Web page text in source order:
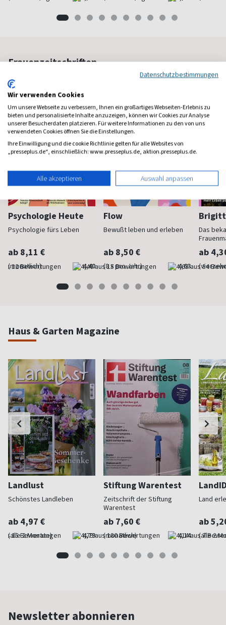
Frauenzeitschriften
Psychologie Heute
Psychologie fürs Leben
ab 8,11 €
(monatlich) 4,40
Flow
Bewußt leben und erleben
ab 8,50 €
(8 x pro Jahr) 4,63
Das
ab
Haus & Garten Magazine
Landlust
Schönstes Landleben
ab 4,97 €
(alle 2 Monate) 4,79
Stiftung Warentest
Zeitschrift der Stiftung
Warentest
ab 7,60 €
(monatlich) 4,14
Land
ab
(alle 2
Newsletter abonnieren
Datenschutzbestimmungen
Wir verwenden Cookies
Um unsere Webseite zu verbessern, Ihnen ein großartiges Webseiten-Erlebnis zu
bieten und personalisierte Inhalte anzuzeigen, können wir Cookies zur Analyse
unserer Besucherdaten platzieren. Für weitere Informationen zu den von uns
verwendeten Cookies öffnen Sie die Einstellungen.
Ihre Einwilligung und die cookie Richtlinie gelten für alle Websites von
„presseplus.de“, einschließlich: www.presseplus.de, aktion.presseplus.de.
Alle akzeptieren Auswahl anpassen